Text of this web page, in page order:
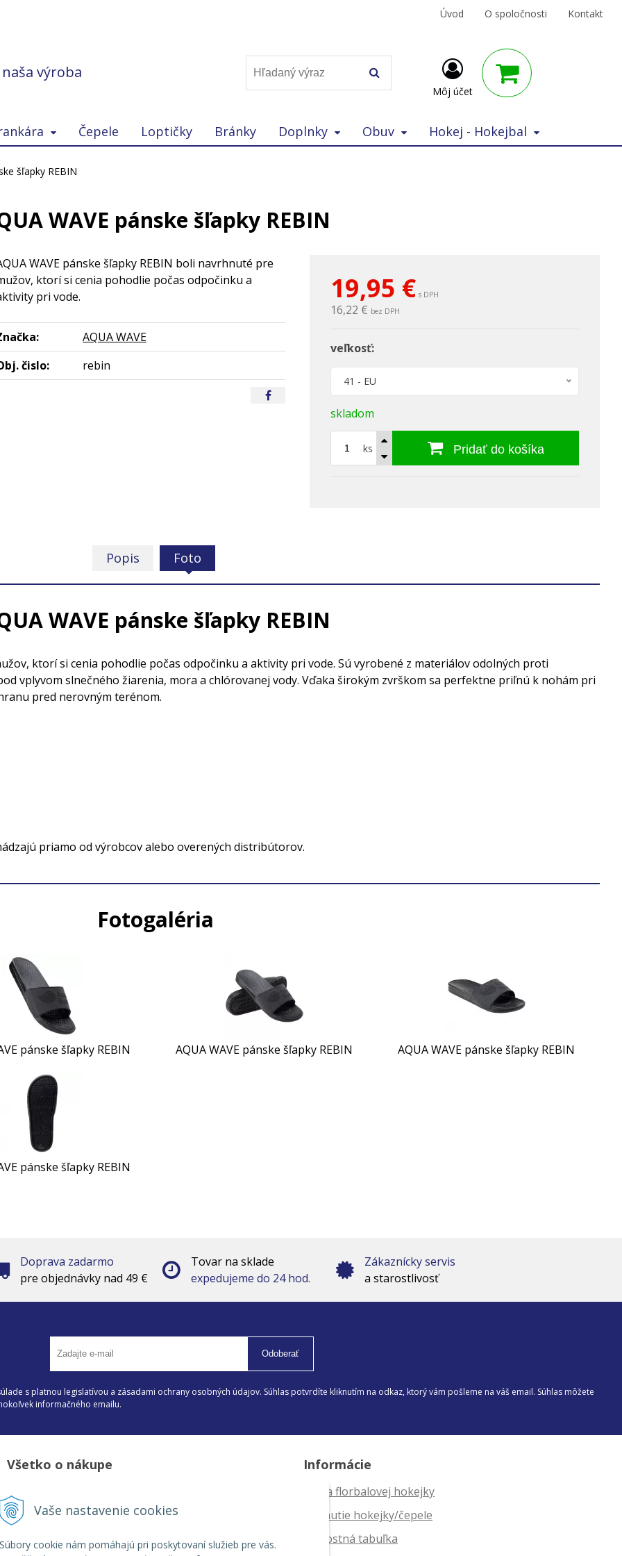
Vaše nastavenie cookies
Súbory cookie nám pomáhajú pri poskytovaní služieb pre vás.
výroba
Úvod O spoločnosti Kontakt
Môj účet
Čepele Loptičky Bránky Doplnky Obuv Hokej - Hokejbal
šľapky REBIN
WAVE pánske šľapky REBIN
19,95 € s DPH
16,22 € bez DPH
veľkosť:
41 - EU
skladom
ks Pridať do košíka
WAVE pánske šľapky REBIN boli navrhnuté pre
ktorí si cenia pohodlie počas odpočinku a
pri vode.
AQUA WAVE
čislo:
rebin
Popis Foto
WAVE pánske šľapky REBIN
ktorí si cenia pohodlie počas odpočinku a aktivity pri vode. Sú vyrobené z materiálov odolných proti
vplyvom slnečného žiarenia, mora a chlórovanej vody. Vďaka širokým zvrškom sa perfektne priľnú k nohám pri
pred nerovným terénom.
priamo od výrobcov alebo overených distribútorov.
Fotogaléria
pánske šľapky REBIN AQUA WAVE pánske šľapky REBIN AQUA WAVE pánske šľapky REBIN
pánske šľapky REBIN
Doprava zadarmo
pre objednávky nad 49 €
Tovar na sklade
expedujeme do 24 hod.
Zákaznícky servis
a starostlivosť
Odoberať
s platnou legislatívou a zásadami ochrany osobných údajov. Súhlas potvrdíte kliknutím na odkaz, ktorý vám pošleme na váš email. Súhlas môžete
informačného emailu.
Všetko o nákupe
Reklamačný poriadok
Obchodné podmienky
Informácie
Dĺžka florbalovej hokejky
Zahnutie hokejky/čepele
Veľkostná tabuľka